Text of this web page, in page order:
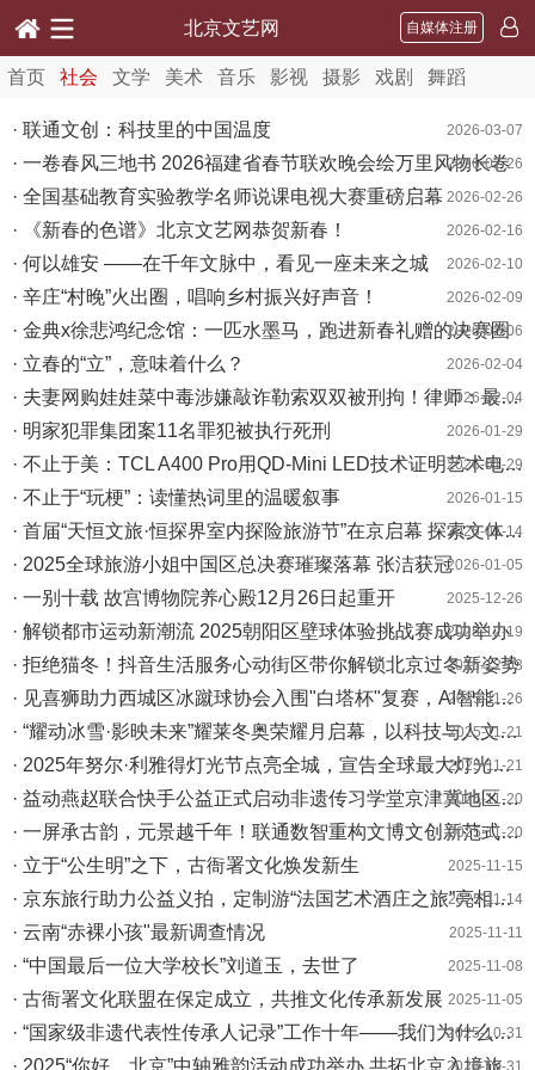
北京文艺网 自媒体注册
首页 社会 文学 美术 音乐 影视 摄影 戏剧 舞蹈
· 联通文创：科技里的中国温度 2026-03-07
· 一卷春风三地书 2026福建省春节联欢晚会绘万里风物长卷
2026-02-26
· 全国基础教育实验教学名师说课电视大赛重磅启幕 2026-02-26
· 《新春的色谱》北京文艺网恭贺新春！ 2026-02-16
· 何以雄安 ——在千年文脉中，看见一座未来之城 2026-02-10
· 辛庄“村晚”火出圈，唱响乡村振兴好声音！ 2026-02-09
· 金典x徐悲鸿纪念馆：一匹水墨马，跑进新春礼赠的决赛圈
2026-02-06
· 立春的“立”，意味着什么？ 2026-02-04
· 夫妻网购娃娃菜中毒涉嫌敲诈勒索双双被刑拘！律师：最高判10年
2026-02-04
· 明家犯罪集团案11名罪犯被执行死刑 2026-01-29
· 不止于美：TCL A400 Pro用QD-Mini LED技术证明艺术电视也能硬核
2026-01-29
· 不止于“玩梗”：读懂热词里的温暖叙事 2026-01-15
· 首届“天恒文旅·恒探界室内探险旅游节”在京启幕 探索文体旅融合新实践
2026-01-14
· 2025全球旅游小姐中国区总决赛璀璨落幕 张洁获冠2026-01-05
· 一别十载 故宫博物院养心殿12月26日起重开 2025-12-26
· 解锁都市运动新潮流 2025朝阳区壁球体验挑战赛成功举办
2025-12-19
· 拒绝猫冬！抖音生活服务心动街区带你解锁北京过冬新姿势
2025-12-03
· 见喜狮助力西城区冰蹴球协会入围"白塔杯"复赛，AI智能体技术唤醒非遗体育新活力
2025-11-26
· “耀动冰雪·影映未来”耀莱冬奥荣耀月启幕，以科技与人文共铸双奥之城新记忆
2025-11-21
· 2025年努尔·利雅得灯光节点亮全城，宣告全球最大灯光艺术节重磅回归
2025-11-21
· 益动燕赵联合快手公益正式启动非遗传习学堂京津冀地区项目
2025-11-20
· 一屏承古韵，元景越千年！联通数智重构文博文创新范式的野望
2025-11-20
· 立于“公生明”之下，古衙署文化焕发新生 2025-11-15
· 京东旅行助力公益义拍，定制游“法国艺术酒庄之旅”亮相UCCA Gala 2025
2025-11-14
· 云南“赤裸小孩"最新调查情况 2025-11-11
· “中国最后一位大学校长”刘道玉，去世了 2025-11-08
· 古衙署文化联盟在保定成立，共推文化传承新发展 2025-11-05
· “国家级非遗代表性传承人记录”工作十年——我们为什么要记录
2025-10-31
· 2025“你好，北京”中轴雅韵活动成功举办 共拓北京入境旅游发展新篇
2025-10-31